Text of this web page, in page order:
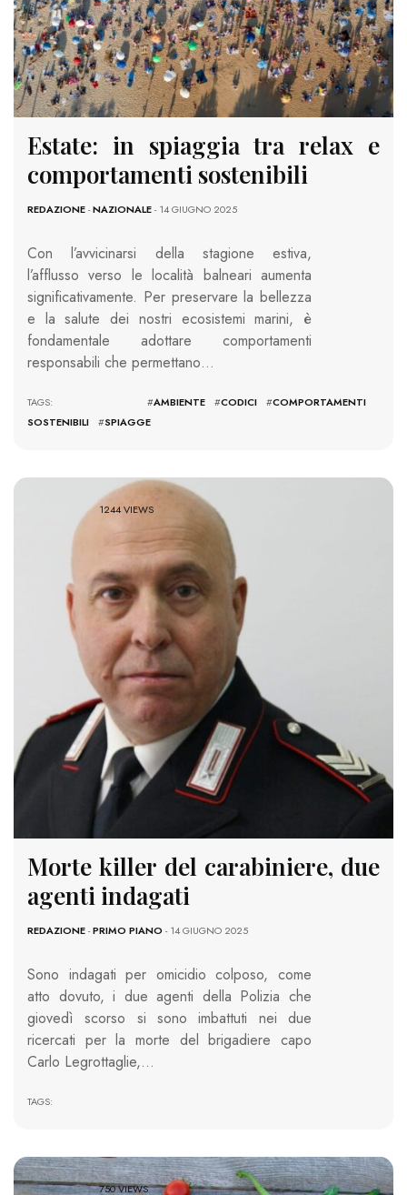
Estate: in spiaggia tra relax e
comportamenti sostenibili
REDAZIONE-NAZIONALE- 14 GIUGNO 2025
Con l’avvicinarsi della stagione estiva,
l’afflusso verso le località balneari aumenta
significativamente. Per preservare la bellezza
e la salute dei nostri ecosistemi marini, è
fondamentale adottare comportamenti
responsabili che permettano…
TAGS: #AMBIENTE #CODICI #COMPORTAMENTI
SOSTENIBILI
#SPIAGGE
1244 VIEWS
Morte killer del carabiniere, due
agenti indagati
REDAZIONE-PRIMO PIANO - 14 GIUGNO 2025
Sono indagati per omicidio colposo, come
atto dovuto, i due agenti della Polizia che
giovedì scorso si sono imbattuti nei due
ricercati per la morte del brigadiere capo
Carlo Legrottaglie,…
TAGS:
750 VIEWS